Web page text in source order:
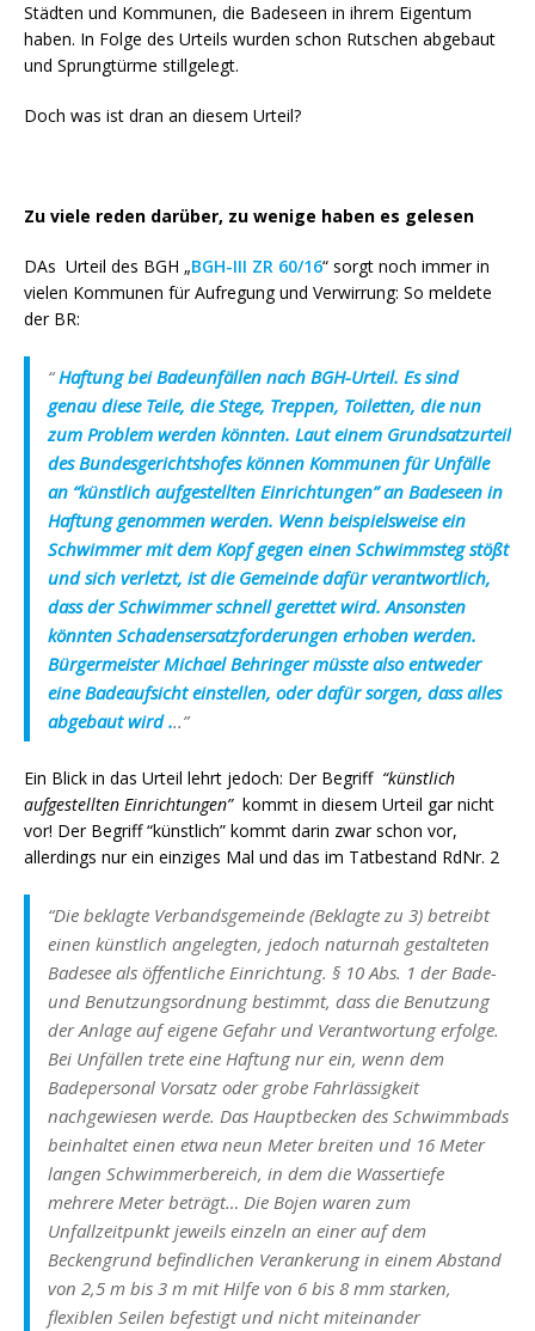
Städten und Kommunen, die Badeseen in ihrem Eigentum
haben. In Folge des Urteils wurden schon Rutschen abgebaut
und Sprungtürme stillgelegt.
Doch was ist dran an diesem Urteil?
Zu viele reden darüber, zu wenige haben es gelesen
DAs Urteil des BGH „BGH-III ZR 60/16“ sorgt noch immer in
vielen Kommunen für Aufregung und Verwirrung: So meldete
der BR:
“Haftung bei Badeunfällen nach BGH-Urteil. Es sind
genau diese Teile, die Stege, Treppen, Toiletten, die nun
zum Problem werden könnten. Laut einem Grundsatzurteil
des Bundesgerichtshofes können Kommunen für Unfälle
an “künstlich aufgestellten Einrichtungen” an Badeseen in
Haftung genommen werden. Wenn beispielsweise ein
Schwimmer mit dem Kopf gegen einen Schwimmsteg stößt
und sich verletzt, ist die Gemeinde dafür verantwortlich,
dass der Schwimmer schnell gerettet wird. Ansonsten
könnten Schadensersatzforderungen erhoben werden.
Bürgermeister Michael Behringer müsste also entweder
eine Badeaufsicht einstellen, oder dafür sorgen, dass alles
abgebaut wird...”
Ein Blick in das Urteil lehrt jedoch: Der Begriff “künstlich
aufgestellten Einrichtungen”kommt in diesem Urteil gar nicht
vor! Der Begriff “künstlich” kommt darin zwar schon vor,
allerdings nur ein einziges Mal und das im Tatbestand RdNr. 2
“Die beklagte Verbandsgemeinde (Beklagte zu 3) betreibt
einen künstlich angelegten, jedoch naturnah gestalteten
Badesee als öffentliche Einrichtung. § 10 Abs. 1 der Bade-
und Benutzungsordnung bestimmt, dass die Benutzung
der Anlage auf eigene Gefahr und Verantwortung erfolge.
Bei Unfällen trete eine Haftung nur ein, wenn dem
Badepersonal Vorsatz oder grobe Fahrlässigkeit
nachgewiesen werde. Das Hauptbecken des Schwimmbads
beinhaltet einen etwa neun Meter breiten und 16 Meter
langen Schwimmerbereich, in dem die Wassertiefe
mehrere Meter beträgt… Die Bojen waren zum
Unfallzeitpunkt jeweils einzeln an einer auf dem
Beckengrund befindlichen Verankerung in einem Abstand
von 2,5 m bis 3 m mit Hilfe von 6 bis 8 mm starken,
flexiblen Seilen befestigt und nicht miteinander